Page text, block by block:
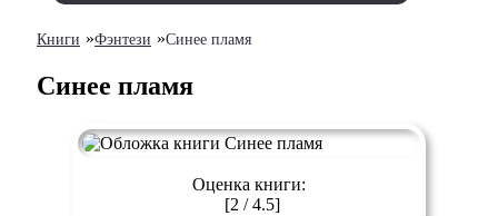
Книги »Фэнтези »Синее пламя
Синее пламя
Оценка книги:
[2 /4.5]